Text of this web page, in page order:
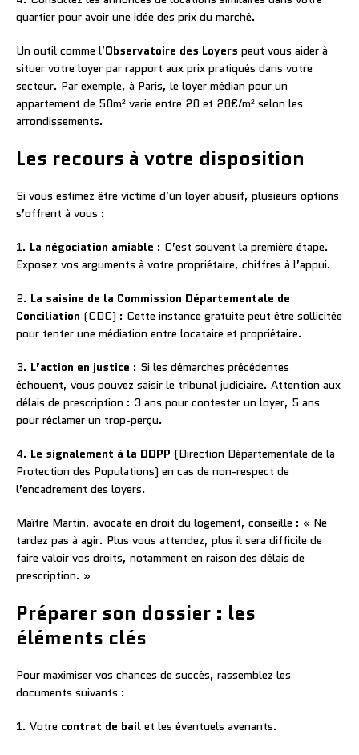
quartier pour avoir une idée des prix du marché.
Un outil comme l’Observatoire des Loyers peut vous aider à
situer votre loyer par rapport aux prix pratiqués dans votre
secteur. Par exemple, à Paris, le loyer médian pour un
appartement de 50m² varie entre 20 et 28€/m² selon les
arrondissements.
Les recours à votre disposition
Si vous estimez être victime d’un loyer abusif, plusieurs options
s’offrent à vous :
1. La négociation amiable : C’est souvent la première étape.
Exposez vos arguments à votre propriétaire, chiffres à l’appui.
2. La saisine de la Commission Départementale de
Conciliation (CDC) : Cette instance gratuite peut être sollicitée
pour tenter une médiation entre locataire et propriétaire.
3. L’action en justice : Si les démarches précédentes
échouent, vous pouvez saisir le tribunal judiciaire. Attention aux
délais de prescription : 3 ans pour contester un loyer, 5 ans
pour réclamer un trop-perçu.
4. Le signalement à la DDPP (Direction Départementale de la
Protection des Populations) en cas de non-respect de
l’encadrement des loyers.
Maître Martin, avocate en droit du logement, conseille : « Ne
tardez pas à agir. Plus vous attendez, plus il sera difficile de
faire valoir vos droits, notamment en raison des délais de
prescription. »
Préparer son dossier : les
éléments clés
Pour maximiser vos chances de succès, rassemblez les
documents suivants :
1. Votre contrat de bail et les éventuels avenants.